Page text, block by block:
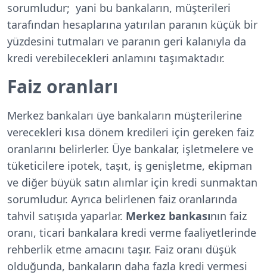
sorumludur; yani bu bankaların, müşterileri
tarafından hesaplarına yatırılan paranın küçük bir
yüzdesini tutmaları ve paranın geri kalanıyla da
kredi verebilecekleri anlamını taşımaktadır.
Faiz oranları
Merkez bankaları üye bankaların müşterilerine
verecekleri kısa dönem kredileri için gereken faiz
oranlarını belirlerler. Üye bankalar, işletmelere ve
tüketicilere ipotek, taşıt, iş genişletme, ekipman
ve diğer büyük satın alımlar için kredi sunmaktan
sorumludur. Ayrıca belirlenen faiz oranlarında
tahvil satışıda yaparlar. Merkez bankasının faiz
oranı, ticari bankalara kredi verme faaliyetlerinde
rehberlik etme amacını taşır. Faiz oranı düşük
olduğunda, bankaların daha fazla kredi vermesi